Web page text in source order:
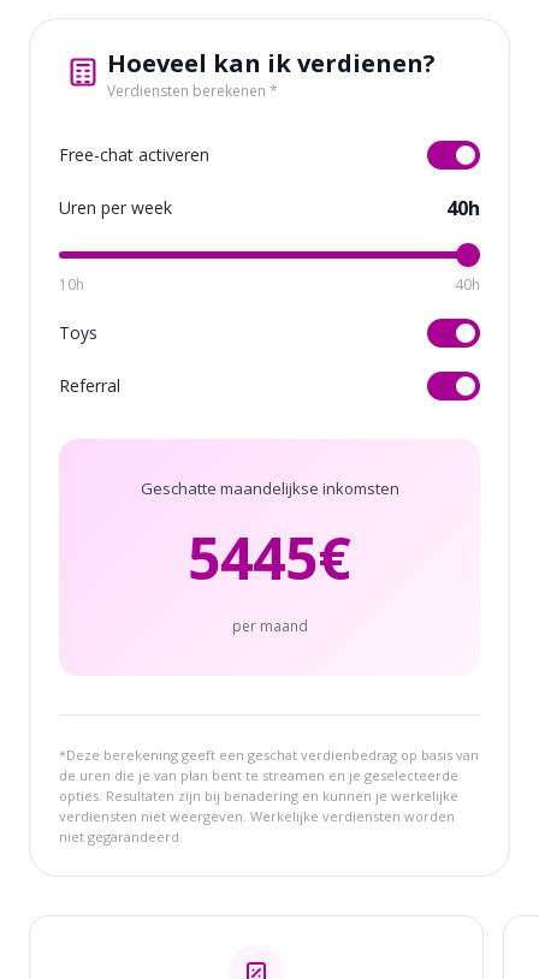
Hoeveel kan ik verdienen?
Verdiensten berekenen *
Free-chat activeren
Uren per week 40h
10h 40h
Toys
Referral
Geschatte maandelijkse inkomsten
5445€
per maand
*Deze berekening geeft een geschat verdienbedrag op basis van
de uren die je van plan bent te streamen en je geselecteerde
opties. Resultaten zijn bij benadering en kunnen je werkelijke
verdiensten niet weergeven. Werkelijke verdiensten worden
niet gegarandeerd.